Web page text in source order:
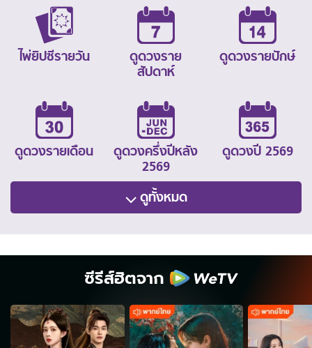
ไพ่ยิปซีรายวัน
ดูดวงราย
สัปดาห์
ดูดวงรายปักษ์
ดูดวงรายเดือน
ดูดวงครึ่งปีหลัง
2569
ดูดวงปี 2569
ดูทั้งหมด
ซีรีส์ฮิตจาก